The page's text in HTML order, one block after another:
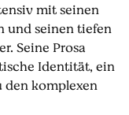
mit seinen
und seinen tiefen
Seine Prosa
Identität, ein
den komplexen